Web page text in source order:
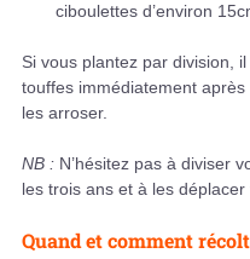
ciboulettes d’environ
Si vous plantez par division,
touffes immédiatement
les arroser.
NB : N’hésitez pas à diviser
les trois ans et à les
Quand et comment